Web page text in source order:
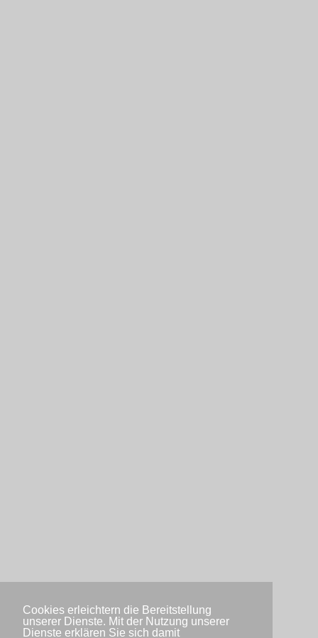
Cookies erleichtern die Bereitstellung
unserer Dienste. Mit der Nutzung unserer
Dienste erklären Sie sich damit